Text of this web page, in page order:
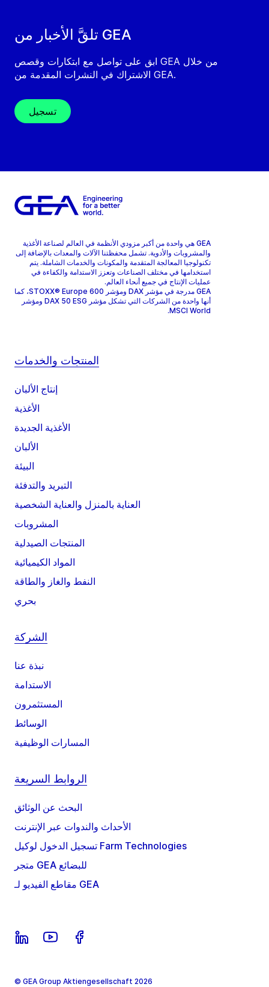
تلقَّ الأخبار من GEA
ابق على تواصل مع ابتكارات وقصص GEA من خلال
الاشتراك في النشرات المقدمة من GEA.
تسجيل
GEA هي واحدة من أكبر مزودي الأنظمة في العالم لصناعة الأغذية
والمشروبات والأدوية. تشمل محفظتنا الآلات والمعدات بالإضافة إلى
تكنولوجيا المعالجة المتقدمة والمكونات والخدمات الشاملة. يتم
استخدامها في مختلف الصناعات وتعزز الاستدامة والكفاءة في
عمليات الإنتاج في جميع أنحاء العالم.
GEA مدرجة في مؤشر DAX ومؤشر STOXX® Europe 600، كما
أنها واحدة من الشركات التي تشكل مؤشر DAX 50 ESG ومؤشر
MSCI World.
المنتجات والخدمات
إنتاج الألبان
الأغذية
الأغذية الجديدة
الألبان
البيئة
التبريد والتدفئة
العناية بالمنزل والعناية الشخصية
المشروبات
المنتجات الصيدلية
المواد الكيميائية
النفط والغاز والطاقة
بحري
الشركة
نبذة عنا
الاستدامة
المستثمرون
الوسائط
المسارات الوظيفية
الروابط السريعة
البحث عن الوثائق
الأحداث والندوات عبر الإنترنت
تسجيل الدخول لوكيل Farm Technologies
متجر GEA للبضائع
مقاطع الفيديو لـ GEA
© GEA Group Aktiengesellschaft 2026